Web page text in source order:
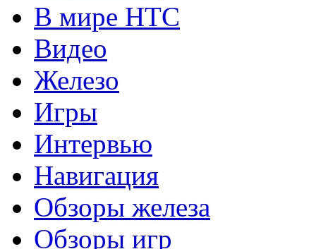
В мире HTC
Видео
Железо
Игры
Интервью
Навигация
Обзоры железа
Обзоры игр